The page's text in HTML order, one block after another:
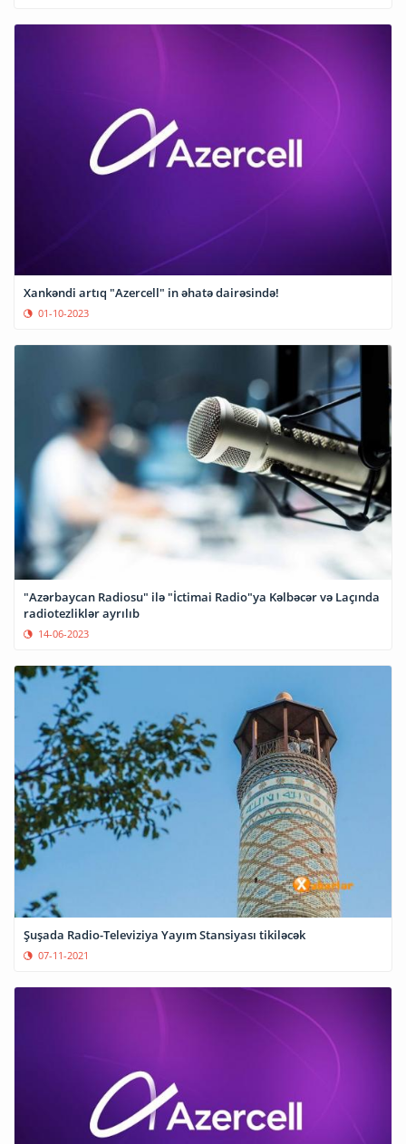
Xankəndi artıq "Azercell" in əhatə dairəsində!
01-10-2023
"Azərbaycan Radiosu" ilə "İctimai Radio"ya Kəlbəcər və Laçında
radiotezliklər ayrılıb
14-06-2023
Şuşada Radio-Televiziya Yayım Stansiyası tikiləcək
07-11-2021